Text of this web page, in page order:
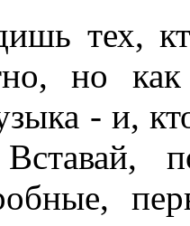
тех,
но
- и,